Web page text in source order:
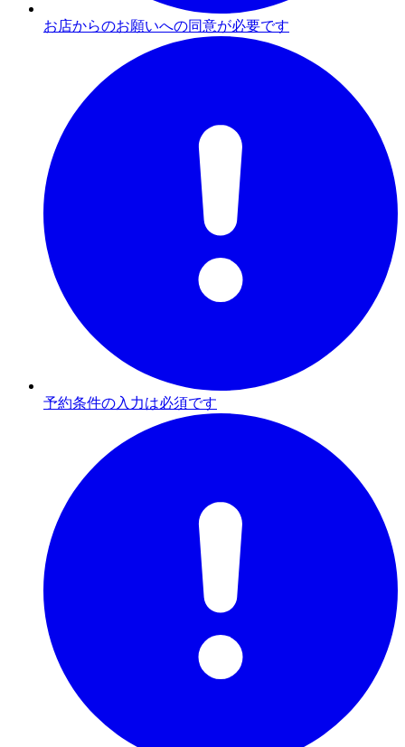
お店からのお願いへの同意が必要です
予約条件の入力は必須です